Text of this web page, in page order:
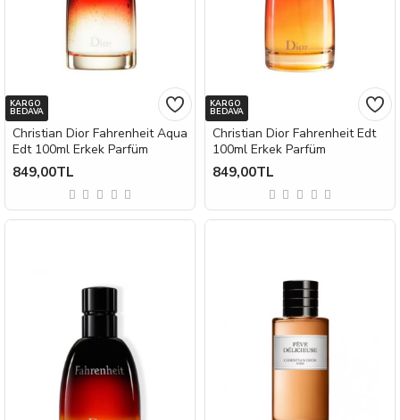
KARGO
BEDAVA
Christian Dior Fahrenheit Aqua
Edt 100ml Erkek Parfüm
849,00TL
KARGO
BEDAVA
Christian Dior Fahrenheit Edt
100ml Erkek Parfüm
849,00TL